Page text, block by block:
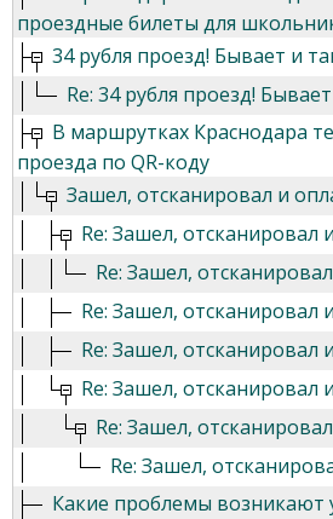
проездные билеты для
34 рубля проезд! Бывает и
Re: 34 рубля проезд!
В маршрутках Краснодара
проезда по QR-коду
Зашел, отсканировал и
Re: Зашел, отсканировал
Re: Зашел,
Re: Зашел, отсканировал
Re: Зашел, отсканировал
Re: Зашел, отсканировал
Re: Зашел,
Re: Зашел,
Какие проблемы возникают